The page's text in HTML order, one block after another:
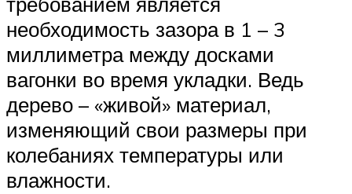
необходимость зазора в 1 – 3
миллиметра между досками
вагонки во время укладки. Ведь
дерево – «живой» материал,
изменяющий свои размеры при
колебаниях температуры или
влажности.